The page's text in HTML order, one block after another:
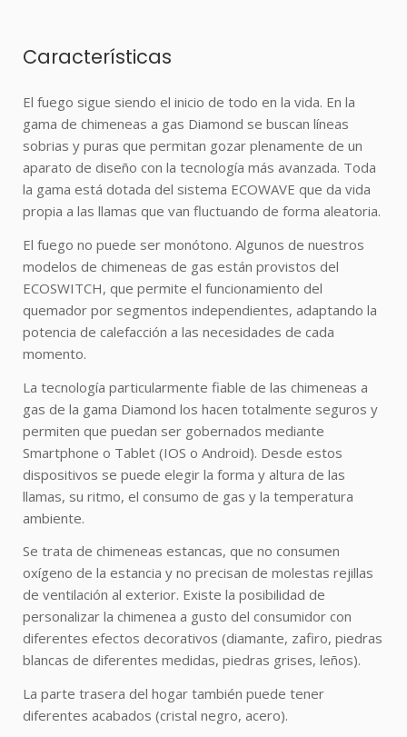
Características
El fuego sigue siendo el inicio de todo en la vida. En la
gama de chimeneas a gas Diamond se buscan líneas
sobrias y puras que permitan gozar plenamente de un
aparato de diseño con la tecnología más avanzada. Toda
la gama está dotada del sistema ECOWAVE que da vida
propia a las llamas que van fluctuando de forma aleatoria.
El fuego no puede ser monótono. Algunos de nuestros
modelos de chimeneas de gas están provistos del
ECOSWITCH, que permite el funcionamiento del
quemador por segmentos independientes, adaptando la
potencia de calefacción a las necesidades de cada
momento.
La tecnología particularmente fiable de las chimeneas a
gas de la gama Diamond los hacen totalmente seguros y
permiten que puedan ser gobernados mediante
Smartphone o Tablet (IOS o Android). Desde estos
dispositivos se puede elegir la forma y altura de las
llamas, su ritmo, el consumo de gas y la temperatura
ambiente.
Se trata de chimeneas estancas, que no consumen
oxígeno de la estancia y no precisan de molestas rejillas
de ventilación al exterior. Existe la posibilidad de
personalizar la chimenea a gusto del consumidor con
diferentes efectos decorativos (diamante, zafiro, piedras
blancas de diferentes medidas, piedras grises, leños).
La parte trasera del hogar también puede tener
diferentes acabados (cristal negro, acero).